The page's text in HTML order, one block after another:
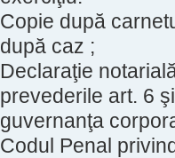
Copie după
după caz ;
Declaraţie
prevederile art. 6
guvernanţa
Codul Penal